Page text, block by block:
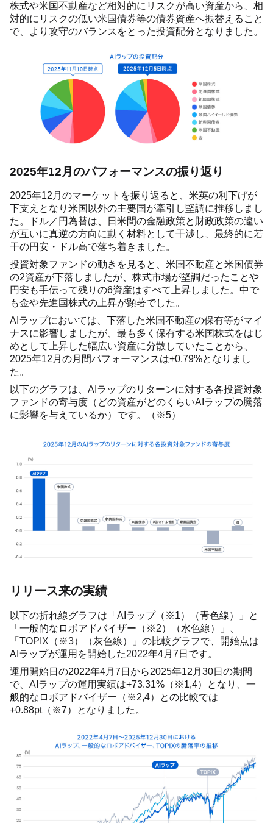
株式や米国不動産など相対的にリスクが高い資産から、相
対的にリスクの低い米国債券等の債券資産へ振替えること
で、より攻守のバランスをとった投資配分となりました。
2025年12月のパフォーマンスの振り返り
2025年12月のマーケットを振り返ると、米英の利下げが
下支えとなり米国以外の主要国が牽引し堅調に推移しまし
た。ドル／円為替は、日米間の金融政策と財政政策の違い
が互いに真逆の方向に動く材料として干渉し、最終的に若
干の円安・ドル高で落ち着きました。
投資対象ファンドの動きを見ると、米国不動産と米国債券
の2資産が下落しましたが、株式市場が堅調だったことや
円安も手伝って残りの6資産はすべて上昇しました。中で
も金や先進国株式の上昇が顕著でした。
AIラップにおいては、下落した米国不動産の保有等がマイ
ナスに影響しましたが、最も多く保有する米国株式をはじ
めとして上昇した幅広い資産に分散していたことから、
2025年12月の月間パフォーマンスは+0.79%となりまし
た。
以下のグラフは、AIラップのリターンに対する各投資対象
ファンドの寄与度（どの資産がどのくらいAIラップの騰落
に影響を与えているか）です。（※5）
リリース来の実績
以下の折れ線グラフは「AIラップ（※1）（青色線）」と
「一般的なロボアドバイザー（※2）（水色線）」、
「TOPIX（※3）（灰色線）」の比較グラフで、開始点は
AIラップが運用を開始した2022年4月7日です。
運用開始日の2022年4月7日から2025年12月30日の期間
で、AIラップの運用実績は+73.31%（※1,4）となり、一
般的なロボアドバイザー（※2,4）との比較では
+0.88pt（※7）となりました。